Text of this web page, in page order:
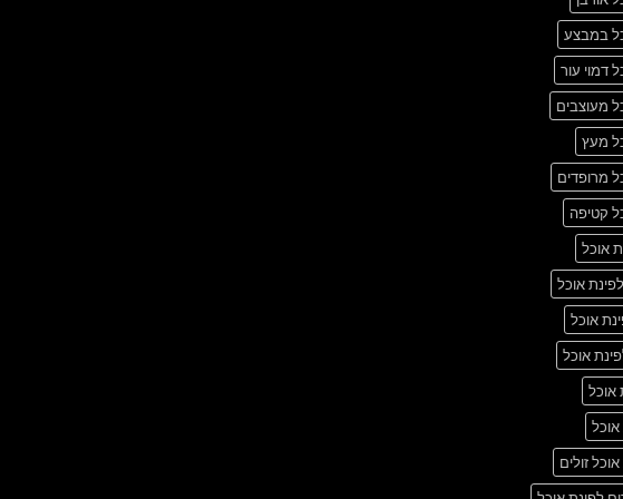
במבצע
דמוי עור
מעוצבים
מעץ
מרופדים
קטיפה
אוכל
אוכל
אוכל
אוכל
אוכל
זולים